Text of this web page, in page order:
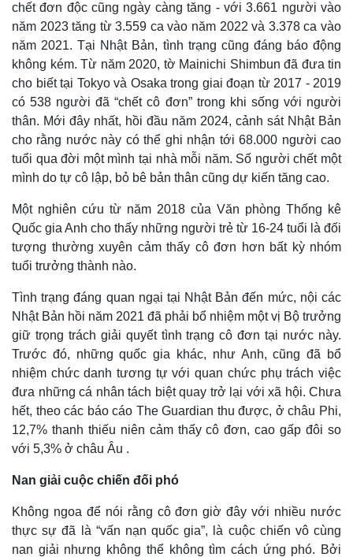
Khởi nghiệp
Tiêu dùng
Tỷ giá
Chứng khoán
Giá cà phê
Pháp luật
Vụ án
Tin nóng
Tư vấn luật
Quân sự - Quốc phòng
Vũ khí
Việt Nam
chết đơn độc cũng ngày càng tăng - với 3.661 người vào
năm 2023 tăng từ 3.559 ca vào năm 2022 và 3.378 ca vào
năm 2021. Tại Nhật Bản, tình trạng cũng đáng báo động
không kém. Từ năm 2020, tờ Mainichi Shimbun đã đưa tin
cho biết tại Tokyo và Osaka trong giai đoạn từ 2017 - 2019
có 538 người đã “chết cô đơn” trong khi sống với người
thân. Mới đây nhất, hồi đầu năm 2024, cảnh sát Nhật Bản
cho rằng nước này có thể ghi nhận tới 68.000 người cao
tuổi qua đời một mình tại nhà mỗi năm. Số người chết một
mình do tự cô lập, bỏ bê bản thân cũng dự kiến tăng cao.
Một nghiên cứu từ năm 2018 của Văn phòng Thống kê
Quốc gia Anh cho thấy những người trẻ từ 16-24 tuổi là đối
tượng thường xuyên cảm thấy cô đơn hơn bất kỳ nhóm
tuổi trưởng thành nào.
Tình trạng đáng quan ngại tại Nhật Bản đến mức, nội các
Nhật Bản hồi năm 2021 đã phải bổ nhiệm một vị Bộ trưởng
giữ trọng trách giải quyết tình trạng cô đơn tại nước này.
Trước đó, những quốc gia khác, như Anh, cũng đã bổ
nhiệm chức danh tương tự với quan chức phụ trách việc
đưa những cá nhân tách biệt quay trở lại với xã hội. Chưa
hết, theo các báo cáo The Guardian thu được, ở châu Phi,
12,7% thanh thiếu niên cảm thấy cô đơn, cao gấp đôi so
với 5,3% ở châu Âu .
Nan giải cuộc chiến đối phó
Không ngoa để nói rằng cô đơn giờ đây với nhiều nước
thực sự đã là “vấn nạn quốc gia”, là cuộc chiến vô cùng
nan giải nhưng không thể không tìm cách ứng phó. Bởi